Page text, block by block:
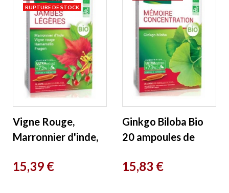
Vigne Rouge,
Marronnier d'inde,
Bio 20 AMPOULES
Prix
15,39 €
RUPTURE DE STOCK
Ginkgo Biloba Bio
20 ampoules de
Prix
15,83 €